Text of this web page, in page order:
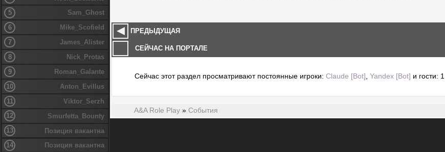
ПРЕДЫДУЩАЯ
СЕЙЧАС НА ПОРТАЛЕ
Сейчас этот раздел просматривают постоянные игроки:Claude [Bot] ,Yandex [Bot] и гости: 1
A&A Role Play »События
5
Sam_Ghost
6
Mike_Scofield
7
James_Alister
8
Nick_Protas
9
Roman_Galante
10
Anton_Evillus
11
Viktor_Serzh
12
Smurfetta_Bounty
13
Позиция вакантна
14
Позиция вакантна